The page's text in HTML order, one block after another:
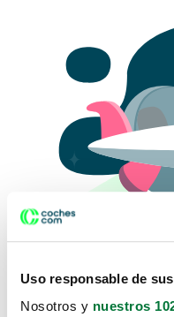
Uso responsable de
Nosotros y nuestros